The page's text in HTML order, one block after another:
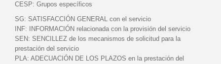
CESP: Grupos específicos
SG: SATISFACCIÓN GENERAL con el servicio
INF:
INFORMACIÓN relacionada con la provisión del servicio
SEN: SENCILLEZ de los mecanismos de solicitud para la
prestación del servicio
PLA: ADECUACIÓN DE LOS PLAZOS en la prestación del